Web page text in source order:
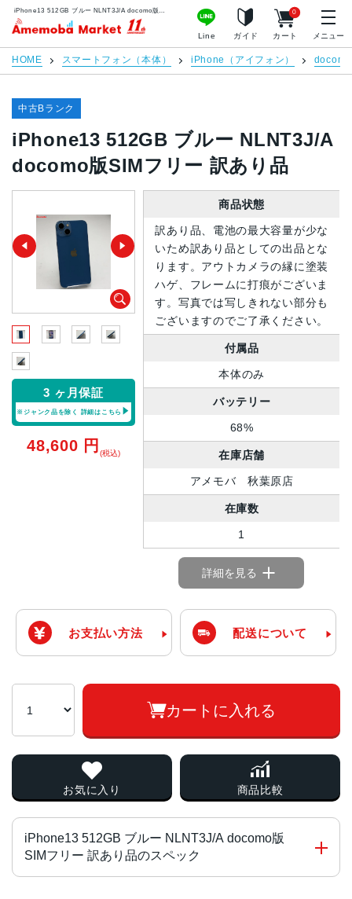
アメモバマーケット
Line ガイド カート
0
メニュー
HOME スマートフォン（本体） iPhone（アイフォン） docomo
中古Bランク
iPhone13 512GB ブルー NLNT3J/A
docomo版SIMフリー 訳あり品
3 ヶ月保証
※ジャンク品を除く 詳細はこちら
48,600 円 (税込)
商品状態
訳あり品、電池の最大容量が少な
いため訳あり品としての出品とな
ります。アウトカメラの縁に塗装
ハゲ、フレームに打痕がございま
す。写真では写しきれない部分も
ございますのでご了承ください。
付属品
本体のみ
バッテリー
68%
在庫店舗
アメモバ 秋葉原店
在庫数
1
詳細を見る
お支払い方法 配送について
カートに入れる
お気に入り 商品比較
iPhone13 512GB ブルー NLNT3J/A docomo版
SIMフリー 訳あり品のスペック